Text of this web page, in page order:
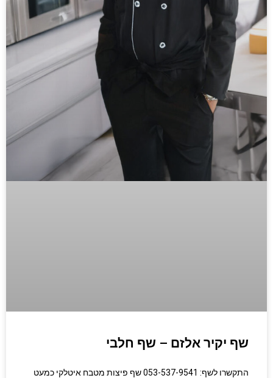
שף יקיר אלזם – שף חלבי
התקשרו לשף: 053-537-9541 שף פיצות מטבח איטלקי כמעט